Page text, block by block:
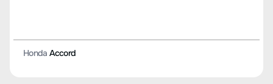
Honda Accord